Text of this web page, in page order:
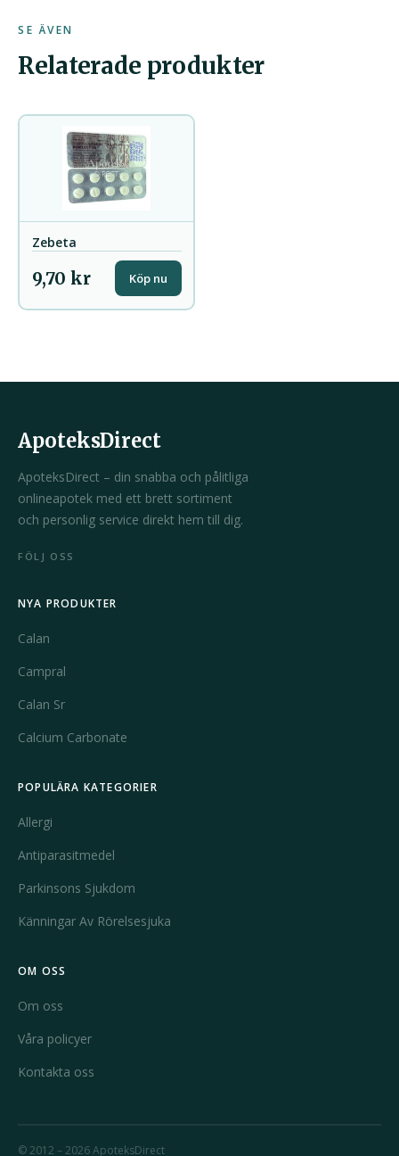
SE ÄVEN
Relaterade produkter
Zebeta
9,70 kr Köp nu
ApoteksDirect
ApoteksDirect – din snabba och pålitliga
onlineapotek med ett brett sortiment
och personlig service direkt hem till dig.
FÖLJ OSS
NYA PRODUKTER
Calan
Campral
Calan Sr
Calcium Carbonate
POPULÄRA KATEGORIER
Allergi
Antiparasitmedel
Parkinsons Sjukdom
Känningar Av Rörelsesjuka
OM OSS
Om oss
Våra policyer
Kontakta oss
© 2012 – 2026 ApoteksDirect